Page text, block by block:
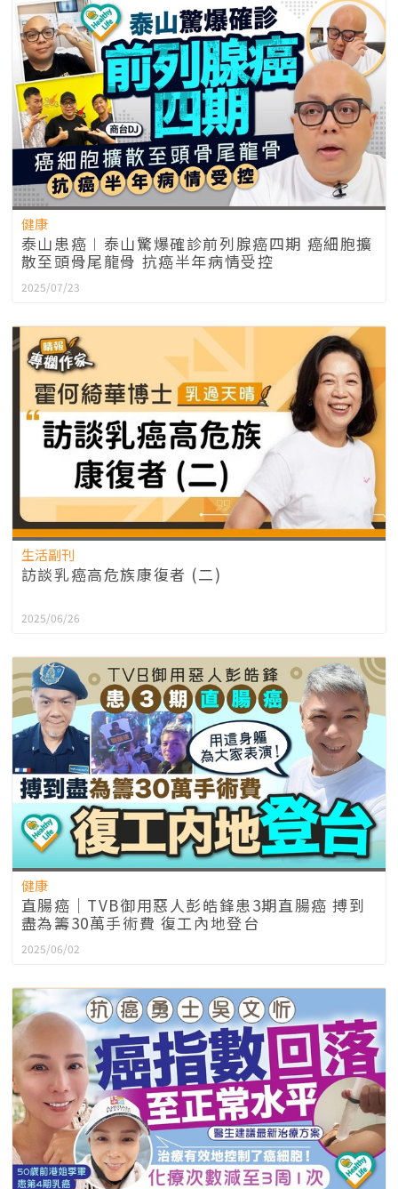
健康
泰山患癌︱泰山驚爆確診前列腺癌四期 癌細胞擴
散至頭骨尾龍骨 抗癌半年病情受控
2025/07/23
生活副刊
訪談乳癌高危族康復者 (二)
2025/06/26
健康
直腸癌｜TVB御用惡人彭皓鋒患3期直腸癌 搏到
盡為籌30萬手術費 復工內地登台
2025/06/02